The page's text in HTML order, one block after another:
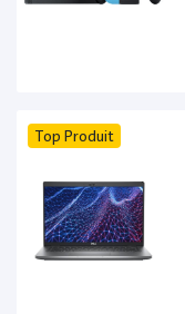
Top Produit